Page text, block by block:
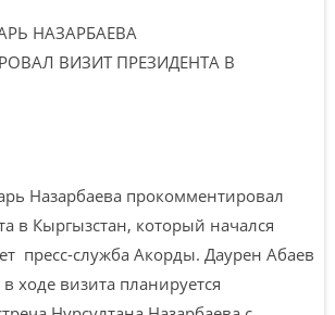
Назарбаева прокомментировал
в Кыргызстан, который начался
пресс-служба Акорды. Даурен Абаев
ходе визита планируется